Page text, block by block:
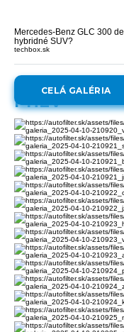
Mercedes-Benz GLC 300
hybridné SUV?
techbox.sk
Galéria:
PHEV
CELÁ GALÉRIA